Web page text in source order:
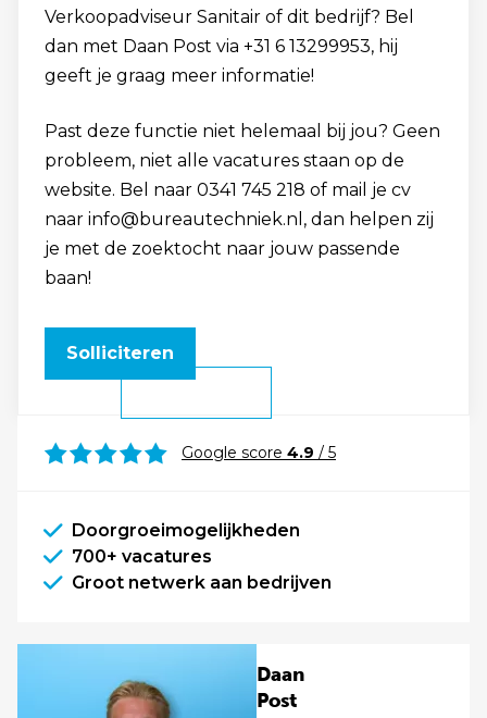
Verkoopadviseur Sanitair of dit bedrijf? Bel
dan met Daan Post via +31 6 13299953, hij
geeft je graag meer informatie!
Past deze functie niet helemaal bij jou? Geen
probleem, niet alle vacatures staan op de
website. Bel naar 0341 745 218 of mail je cv
naar info@bureautechniek.nl, dan helpen zij
je met de zoektocht naar jouw passende
baan!
Solliciteren
Google score 4.9 / 5
Doorgroeimogelijkheden
700+ vacatures
Groot netwerk aan bedrijven
Daan
Post